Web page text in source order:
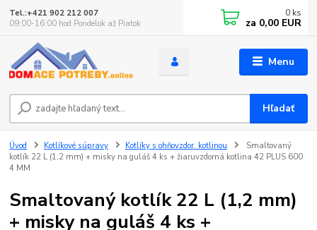
Menu
Hľadať
Tel.:+421 902 212 007
09:00-16:00 hod Pondelok až Piatok
0 ks
za 0,00 EUR
Úvod Kotlíkové súpravy Kotlíky s ohňovzdor. kotlinou
Smaltovaný
kotlík 22 L (1,2 mm) + misky na guláš 4 ks + žiaruvzdorná kotlina 42 PLUS 600
4 MM
Smaltovaný kotlík 22 L (1,2 mm)
+ misky na guláš 4 ks +